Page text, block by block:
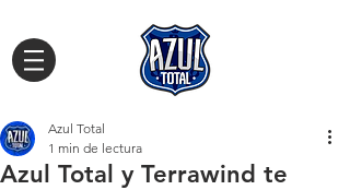
Azul Total y Terrawind te
Azul Total
1 min de lectura